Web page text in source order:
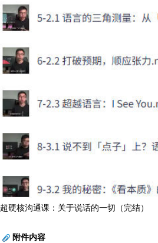
超硬核沟通课：关于说话的一切（完结）
附件内容